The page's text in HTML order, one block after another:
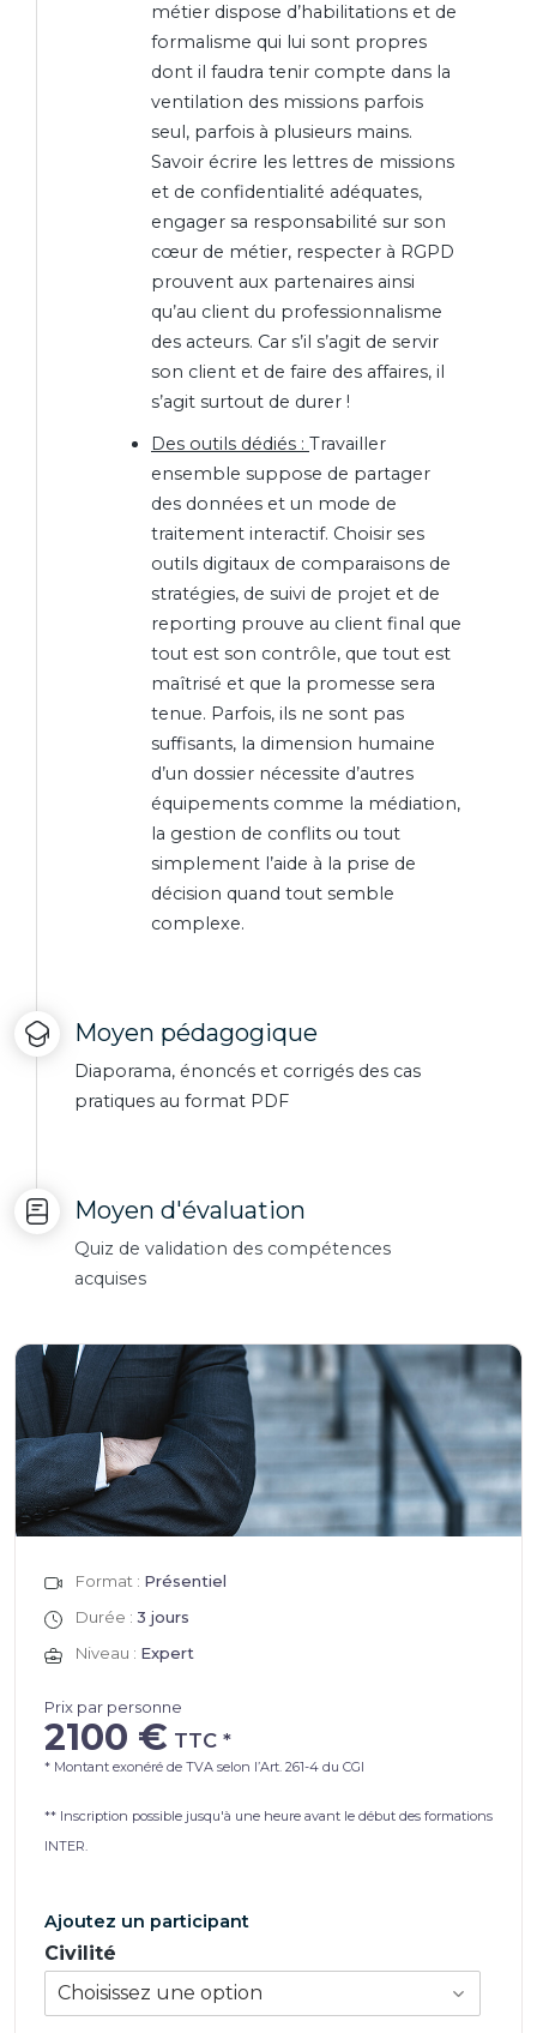
métier dispose d’habilitations et de
formalisme qui lui sont propres
dont il faudra tenir compte dans la
ventilation des missions parfois
seul, parfois à plusieurs mains.
Savoir écrire les lettres de missions
et de confidentialité adéquates,
engager sa responsabilité sur son
cœur de métier, respecter à RGPD
prouvent aux partenaires ainsi
qu’au client du professionnalisme
des acteurs. Car s’il s’agit de servir
son client et de faire des affaires, il
s’agit surtout de durer !
Des outils dédiés : Travailler
ensemble suppose de partager
des données et un mode de
traitement interactif. Choisir ses
outils digitaux de comparaisons de
stratégies, de suivi de projet et de
reporting prouve au client final que
tout est son contrôle, que tout est
maîtrisé et que la promesse sera
tenue. Parfois, ils ne sont pas
suffisants, la dimension humaine
d’un dossier nécessite d’autres
équipements comme la médiation,
la gestion de conflits ou tout
simplement l’aide à la prise de
décision quand tout semble
complexe.
Moyen pédagogique
Diaporama, énoncés et corrigés des cas
pratiques au format PDF
Moyen d'évaluation
Quiz de validation des compétences
acquises
Format : Présentiel
Durée : 3 jours
Niveau : Expert
Prix par personne
2100 €
* Montant exonéré de TVA selon l’Art. 261-4 du CGI
** Inscription possible jusqu'à une heure avant le début des formations
INTER.
Ajoutez un participant
Civilité